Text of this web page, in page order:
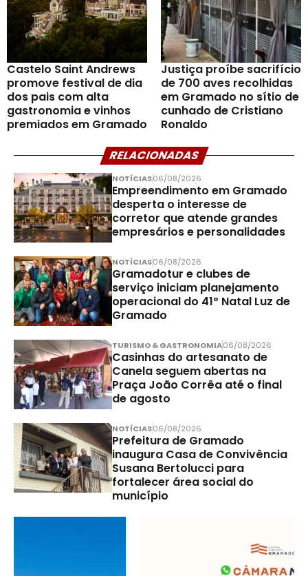
Castelo Saint Andrews
promove festival de dia
dos pais com alta
gastronomia e vinhos
premiados em Gramado
Justiça proíbe sacrifício
de 700 aves recolhidas
em Gramado no sítio de
cunhado de Cristiano
Ronaldo
RELACIONADAS
NOTÍCIAS06/08/2026
Empreendimento em Gramado
desperta o interesse de
corretor que atende grandes
empresários e personalidades
NOTÍCIAS06/08/2026
Gramadotur e clubes de
serviço iniciam planejamento
operacional do 41º Natal Luz de
Gramado
TURISMO & GASTRONOMIA06/08/2026
Casinhas do artesanato de
Canela seguem abertas na
Praça João Corrêa até o final
de agosto
NOTÍCIAS06/08/2026
Prefeitura de Gramado
inaugura Casa de Convivência
Susana Bertolucci para
fortalecer área social do
município